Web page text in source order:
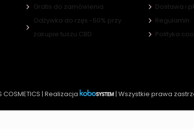
Gratis do zamówienia
Odżywka do rzęs -50% przy
zakupie tuszu CBD
Dostawa i
Regulamin
Polityka
COSMETICS | Realizacja | Wszystkie prawa